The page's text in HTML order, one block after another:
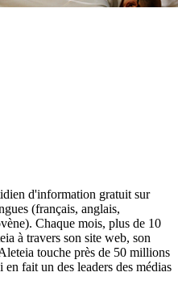
d'information gratuit sur
(français, anglais,
Chaque mois, plus de 10
à travers son site web, son
touche près de 50 millions
fait un des leaders des médias